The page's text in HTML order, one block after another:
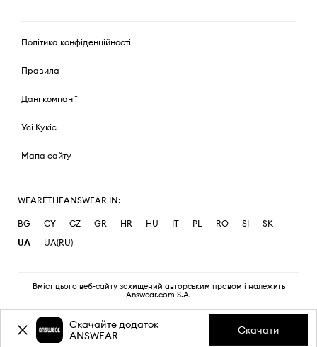
Політика конфіденційності
Правила
Дані компанії
Усі Кукіс
Мапа сайту
WEARETHEANSWEAR IN:
BG CY CZ GR HR HU IT PL RO SI
SK
UA
UA(RU)
Вміст цього веб-сайту захищений авторським правом і належить
Answear.com S.A.
Скачайте додаток
ANSWEAR
Скачати